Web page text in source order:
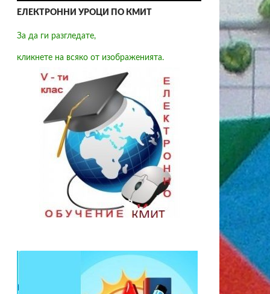
ЕЛЕКТРОННИ УРОЦИ ПО КМИТ
За да ги разгледате,
кликнете на всяко от изображенията.